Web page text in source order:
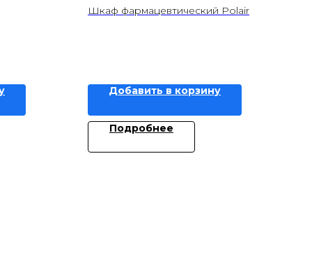
Шкаф фармацевтический Polair
Добавить в корзину
Подробнее